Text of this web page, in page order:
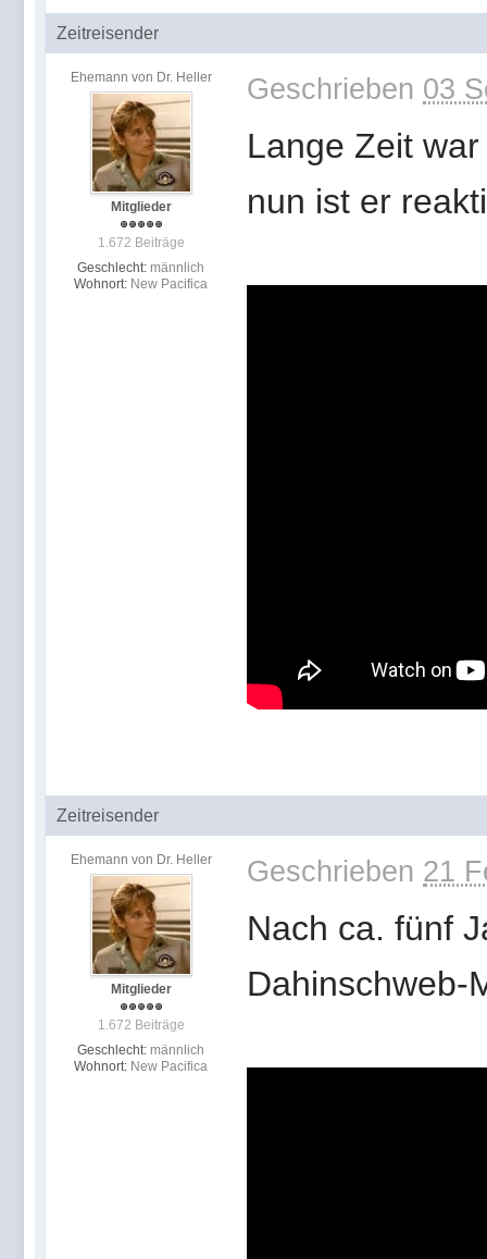
Zeitreisender
Ehemann von Dr. Heller
Mitglieder
1.672 Beiträge
Geschlecht: männlich
Wohnort: New Pacifica
Geschrieben 03
Lange Zeit
nun ist er
Zeitreisender
Ehemann von Dr. Heller
Mitglieder
1.672 Beiträge
Geschlecht: männlich
Wohnort: New Pacifica
Geschrieben 21
Nach ca. fünf
Dahinschweb-